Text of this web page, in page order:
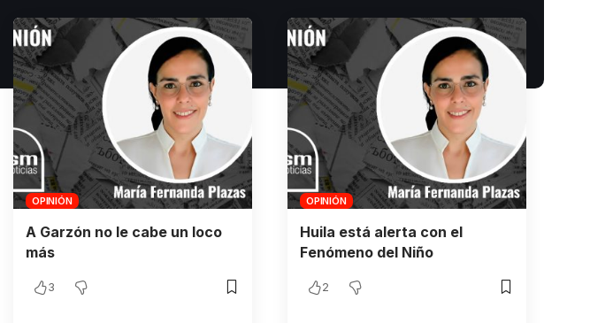
OPINIÓN
A Garzón no le cabe un loco
más
3
OPINIÓN
Huila está alerta con el
Fenómeno del Niño
2